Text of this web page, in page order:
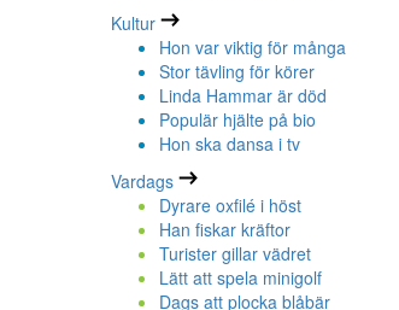
Kultur
Hon var viktig för många
Stor tävling för körer
Linda Hammar är död
Populär hjälte på bio
Hon ska dansa i tv
Vardags
Dyrare oxfilé i höst
Han fiskar kräftor
Turister gillar vädret
Lätt att spela minigolf
Dags att plocka blåbär